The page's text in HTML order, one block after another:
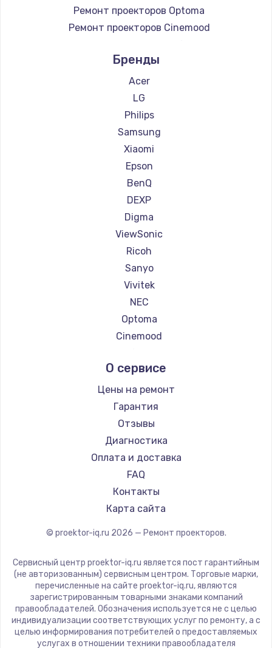
Замена шим-контроллера
3900 руб.
Замена HDMI
600 руб.
Заказать
Ремонт проекторов Optoma
Ремонт проекторов Cinemood
Ремонт проекторов Barco
Ремонт проекторов Xgimi
Ремонт проекторов Canon
Ремонт проекторов JVC
Ремонт проекторов Casio
Ремонт проекторов Hiper
Ремонт проекторов HITACHI
Ремонт проекторов Panasonic
Ремонт проекторов Hisense
Бренды
Acer
LG
Philips
Samsung
Xiaomi
Epson
BenQ
DEXP
Digma
ViewSonic
Ricoh
Sanyo
Vivitek
NEC
Optoma
Cinemood
Barco
Xgimi
Canon
JVC
Casio
Hiper
HITACHI
Panasonic
Hisense
О сервисе
Цены на ремонт
Гарантия
Отзывы
Диагностика
Оплата и доставка
FAQ
Контакты
Карта сайта
© proektor-iq.ru 2026 — Ремонт проекторов.
Сервисный центр proektor-iq.ru является пост гарантийным
(не авторизованным) сервисным центром. Торговые марки,
перечисленные на сайте proektor-iq.ru, являются
зарегистрированным товарными знаками компаний
правообладателей. Обозначения используется не с целью
индивидуализации соответствующих услуг по ремонту, а с
целью информирования потребителей о предоставляемых
услугах в отношении техники правообладателя